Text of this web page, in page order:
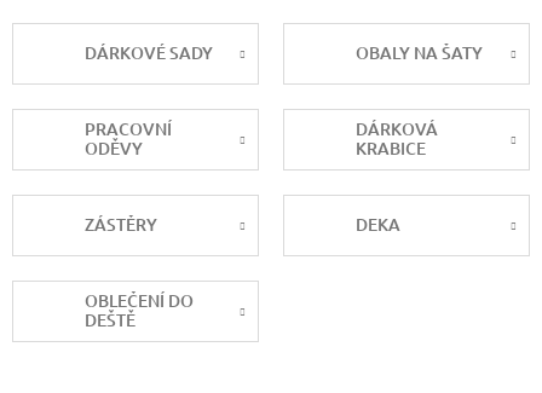
DÁRKOVÉ SADY OBALY NA ŠATY
PRACOVNÍ
ODĚVY
DÁRKOVÁ
KRABICE
ZÁSTĚRY DEKA
OBLEČENÍ DO
DEŠTĚ